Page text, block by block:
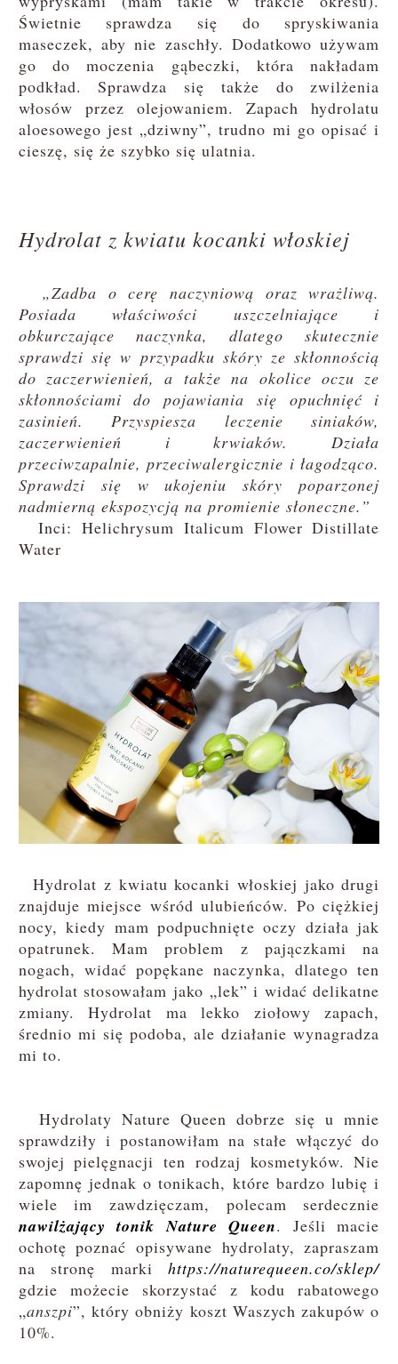
Świetnie sprawdza się do spryskiwania
maseczek, aby nie zaschły. Dodatkowo używam
go do moczenia gąbeczki, która nakładam
podkład. Sprawdza się także do zwilżenia
włosów przez olejowaniem. Zapach hydrolatu
aloesowego jest „dziwny”, trudno mi go opisać i
cieszę, się że szybko się ulatnia.
Hydrolat z kwiatu kocanki włoskiej
„Zadba o cerę naczyniową oraz wrażliwą.
Posiada właściwości uszczelniające i
obkurczające naczynka, dlatego skutecznie
sprawdzi się w przypadku skóry ze skłonnością
do zaczerwienień, a także na okolice oczu ze
skłonnościami do pojawiania się opuchnięć i
zasinień. Przyspiesza leczenie siniaków,
zaczerwienień i krwiaków. Działa
przeciwzapalnie, przeciwalergicznie i łagodząco.
Sprawdzi się w ukojeniu skóry poparzonej
nadmierną ekspozycją na promienie słoneczne.”
Inci: Helichrysum Italicum Flower Distillate
Water
Hydrolat z kwiatu kocanki włoskiej jako drugi
znajduje miejsce wśród ulubieńców. Po ciężkiej
nocy, kiedy mam podpuchnięte oczy działa jak
opatrunek. Mam problem z pajączkami na
nogach, widać popękane naczynka, dlatego ten
hydrolat stosowałam jako „lek” i widać delikatne
zmiany. Hydrolat ma lekko ziołowy zapach,
średnio mi się podoba, ale działanie wynagradza
mi to.
Hydrolaty Nature Queen dobrze się u mnie
sprawdziły i postanowiłam na stałe włączyć do
swojej pielęgnacji ten rodzaj kosmetyków. Nie
zapomnę jednak o tonikach, które bardzo lubię i
wiele im zawdzięczam, polecam serdecznie
nawilżający tonik Nature Queen. Jeśli macie
ochotę poznać opisywane hydrolaty, zapraszam
na stronę markihttps://naturequeen.co/sklep/
gdzie możecie skorzystać z kodu rabatowego
„anszpi”, który obniży koszt Waszych zakupów o
10%.